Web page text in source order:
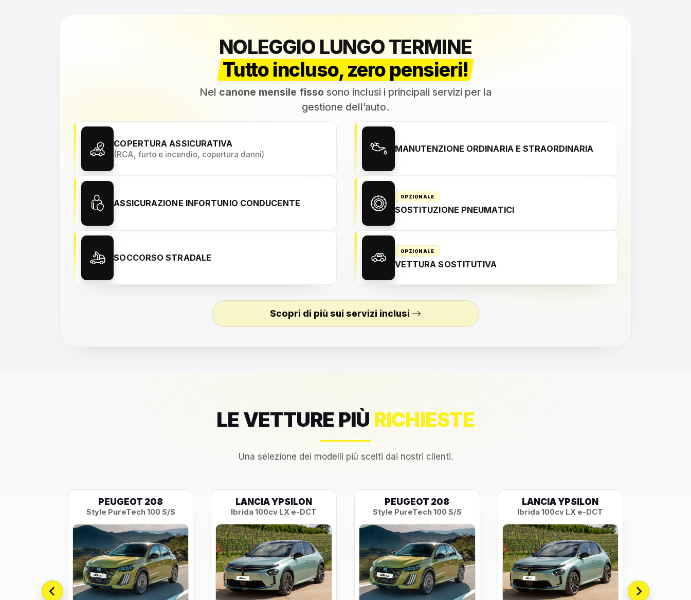
NOLEGGIO LUNGO TERMINE
Tutto incluso, zero pensieri!
Nel canone mensile fisso sono inclusi i principali servizi per la
gestione dell’auto.
COPERTURA ASSICURATIVA
(RCA, furto e incendio, copertura danni)
ASSICURAZIONE INFORTUNIO CONDUCENTE
SOCCORSO STRADALE
MANUTENZIONE ORDINARIA E STRAORDINARIA
OPZIONALE
SOSTITUZIONE PNEUMATICI
OPZIONALE
VETTURA SOSTITUTIVA
Scopri di più sui servizi inclusi
LE VETTURE PIÙ RICHIESTE
Una selezione dei modelli più scelti dai nostri clienti.
PEUGEOT 208
Style PureTech 100 S/S
LANCIA YPSILON
Ibrida 100cv LX e-DCT
PEUGEOT 208
Style PureTech 100 S/S
LANCIA YPSILON
Ibrida 100cv LX e-DCT